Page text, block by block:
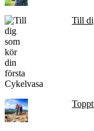
Till